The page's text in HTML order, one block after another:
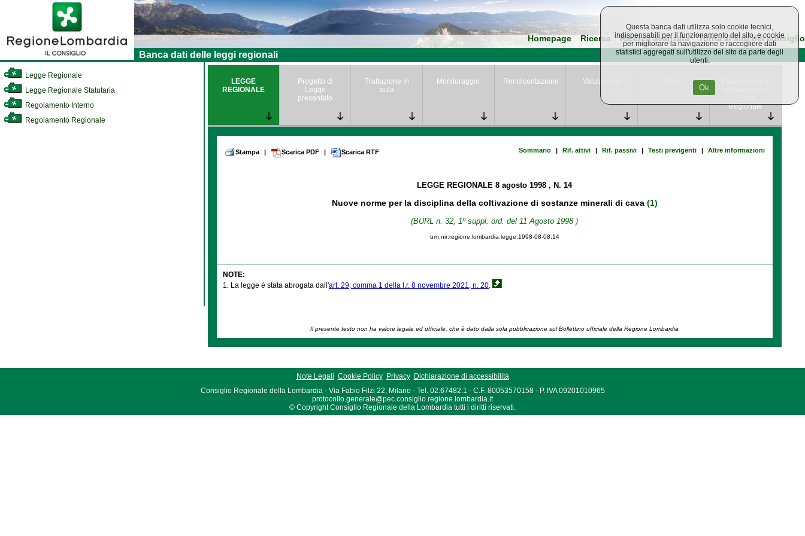
Homepage Ricerca Ricerca avanzata Torna al sito del consiglio
Banca dati delle leggi regionali
Legge Regionale
Legge Regionale Statutaria
Regolamento Interno
Regolamento Regionale
LEGGE
REGIONALE
Progetto di
Legge
presentato
Trattazione in
aula
Monitoraggio Rendicontazione Valutazione
Regionale
Stampa | Scarica PDF | Scarica RTF Sommario | Rif. attivi | Rif. passivi | Testi previgenti | Altre informazioni
LEGGE REGIONALE8 agosto 1998, N. 14
Nuove norme per la disciplina della coltivazione di sostanze minerali di cava (1)
(BURL n. 32, 1º suppl. ord. del 11 Agosto 1998 )
urn:nir:regione.lombardia:legge:1998-08-08;14
NOTE:
1. La legge è stata abrogata dall'art. 29, comma 1 della l.r. 8 novembre 2021, n. 20
Il presente testo non ha valore legale ed ufficiale, che è dato dalla sola pubblicazione sul Bollettino ufficiale della Regione Lombardia
Note Legali Cookie Policy Privacy Dichiarazione di accessibilità
Consiglio Regionale della Lombardia - Via Fabio Filzi 22, Milano - Tel. 02.67482.1 - C.F. 80053570158 - P. IVA 09201010965
protocollo.generale@pec.consiglio.regione.lombardia.it
© Copyright Consiglio Regionale della Lombardia tutti i diritti riservati.
Questa banca dati utilizza solo cookie tecnici,
indispensabili per il funzionamento del sito, e cookie
per migliorare la navigazione e raccogliere dati
statistici aggregati sull'utilizzo del sito da parte degli
utenti.
Ok